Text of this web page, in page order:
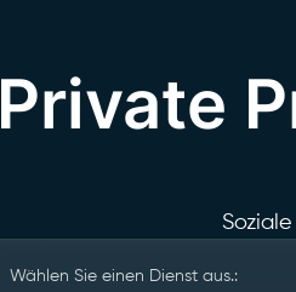
Private
Wählen Sie einen Dienst aus.: